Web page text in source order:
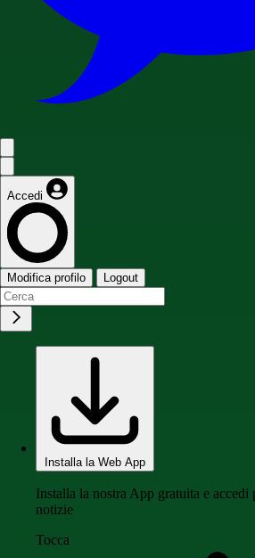
Accedi
Modifica profilo Logout
Installa la Web App
Installa la nostra App gratuita e accedi
notizie
Tocca